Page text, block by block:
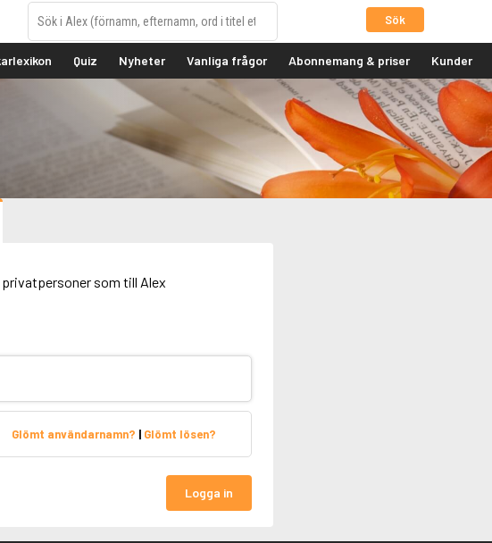
Sök
Quiz Nyheter Vanliga frågor Abonnemang & priser Kunder
som till Alex
Glömt användarnamn? | Glömt lösen?
Logga in